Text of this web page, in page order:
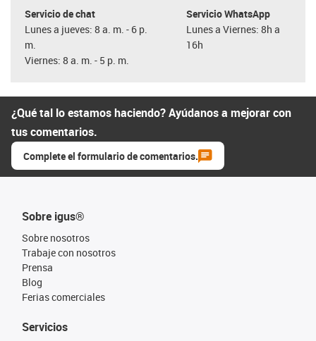
Servicio de chat
Lunes a jueves: 8 a. m. - 6 p.
m.
Viernes: 8 a. m. - 5 p. m.
Servicio WhatsApp
Lunes a Viernes: 8h a
16h
¿Qué tal lo estamos haciendo? Ayúdanos a mejorar con
tus comentarios.
Complete el formulario de comentarios.
Sobre igus®
Sobre nosotros
Trabaje con nosotros
Prensa
Blog
Ferias comerciales
Servicios